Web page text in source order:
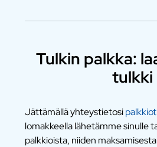
Tulkin palkka:
tulkki
Jättämällä yhteystietosi
lomakkeella lähetämme sinulle
palkkioista, niiden